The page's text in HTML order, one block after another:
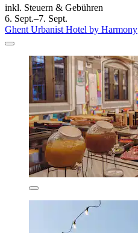
inkl. Steuern & Gebühren
6. Sept.–7. Sept.
Ghent Urbanist Hotel by Harmony